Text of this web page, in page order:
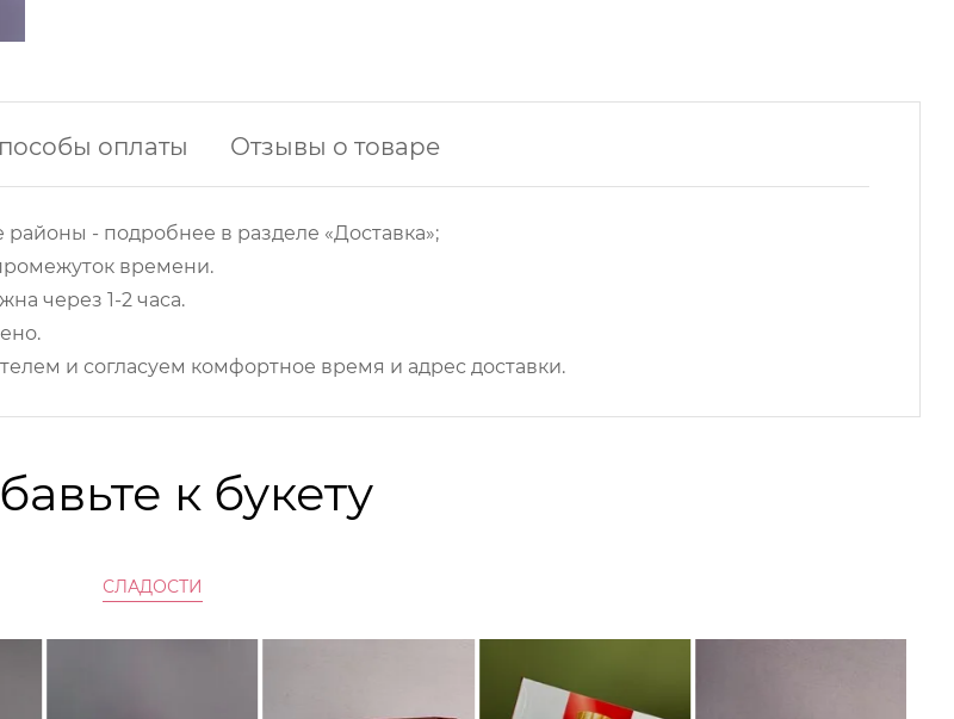
оплаты Отзывы о товаре
- подробнее в разделе «Доставка»;
времени.
через 1-2 часа.
и согласуем комфортное время и адрес доставки.
к букету
СЛАДОСТИ